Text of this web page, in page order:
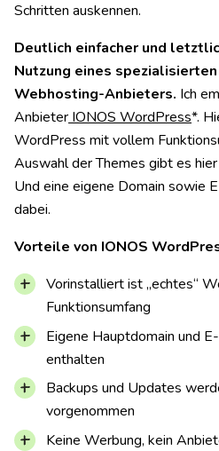
Schritten auskennen.
Deutlich einfacher und
Nutzung eines
Webhosting-Anbieters. Ich
Anbieter IONOS WordPress*.
WordPress mit vollem
Auswahl der Themes gibt es
Und eine eigene Domain sowie
dabei.
Vorteile von IONOS
Vorinstalliert ist „echtes“
Funktionsumfang
Eigene Hauptdomain und
enthalten
Backups und Updates
vorgenommen
Keine Werbung, kein